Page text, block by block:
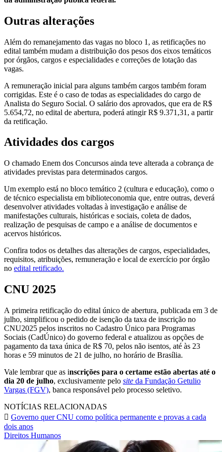
Outras alterações
Além do remanejamento das vagas no bloco 1, as retificações no
edital também mudam a distribuição dos pesos dos eixos temáticos
por órgãos, cargos e especialidades e correções de lotação das
vagas.
A remuneração inicial para alguns também cargos também foram
corrigidas. Este é o caso de todas as especialidades do cargo de
Analista do Seguro Social. O salário dos aprovados, que era de R$
5.654,72, no edital de abertura, poderá atingir R$ 9.371,31, a partir
da retificação.
Atividades dos cargos
O chamado Enem dos Concursos ainda teve alterada a cobrança de
atividades previstas para determinados cargos.
Um exemplo está no bloco temático 2 (cultura e educação), como o
de técnico especialista em biblioteconomia que, entre outras, deverá
desenvolver atividades voltadas à investigação e análise de
manifestações culturais, históricas e sociais, coleta de dados,
realização de pesquisas de campo e a análise de documentos e
acervos históricos.
Confira todos os detalhes das alterações de cargos, especialidades,
requisitos, atribuições, remuneração e local de exercício por órgão
no edital retificado.
CNU 2025
A primeira retificação do edital único de abertura, publicada em 3 de
julho, simplificou o pedido de isenção da taxa de inscrição no
CNU2025 pelos inscritos no Cadastro Único para Programas
Sociais (CadÚnico) do governo federal e atualizou as opções de
pagamento da taxa única de R$ 70, pelos não isentos, até às 23
horas e 59 minutos de 21 de julho, no horário de Brasília.
Vale lembrar que as inscrições para o certame estão abertas até o
dia 20 de julho, exclusivamente pelo site da Fundação Getulio
Vargas (FGV), banca responsável pelo processo seletivo.
NOTÍCIAS RELACIONADAS
Governo quer CNU como política permanente e provas a cada
dois anos
Direitos Humanos